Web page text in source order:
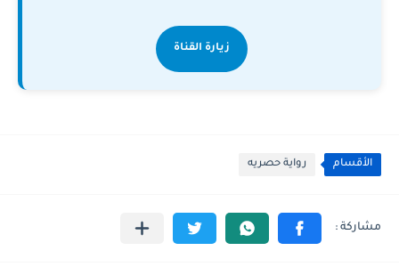
زيارة القناة
الأقسام رواية حصريه